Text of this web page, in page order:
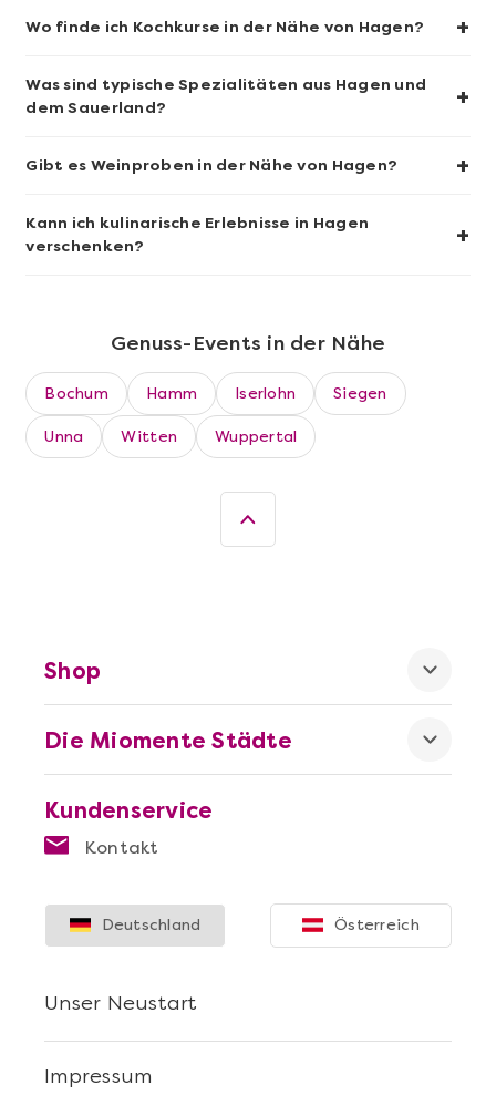
Das bekommen wir Gin!
Mehr anzeigen
Köln Südstadt kulinarisch – Die
Food Tour
Mehr anzeigen
Wo finde ich Kochkurse in der Nähe von Hagen? +
Was sind typische Spezialitäten aus Hagen und
dem Sauerland?
+
Gibt es Weinproben in der Nähe von Hagen? +
Kann ich kulinarische Erlebnisse in Hagen
verschenken?
+
Genuss-Events in der Nähe
Bochum Hamm Iserlohn Siegen
Unna Witten Wuppertal
Kundenservice
Kontakt
Die Miomente Städte
Shop
Impressum
Unser Neustart
Deutschland Österreich